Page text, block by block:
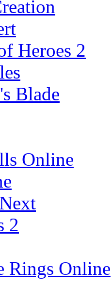
Heroes 2
Blade
Online
2
Rings Online